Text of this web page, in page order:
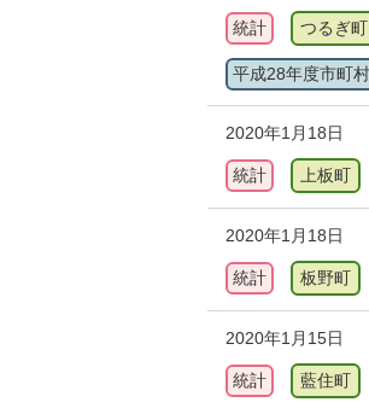
統計 つるぎ町
平成28年度市町
2020年1月18日
統計 上板町
2020年1月18日
統計 板野町
2020年1月15日
統計 藍住町